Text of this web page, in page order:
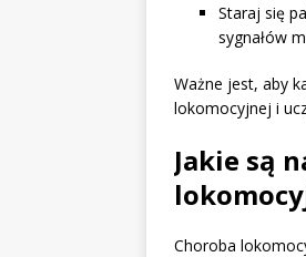
Staraj się
sygnałów
Ważne jest, aby
lokomocyjnej i
Jakie są
Choroba